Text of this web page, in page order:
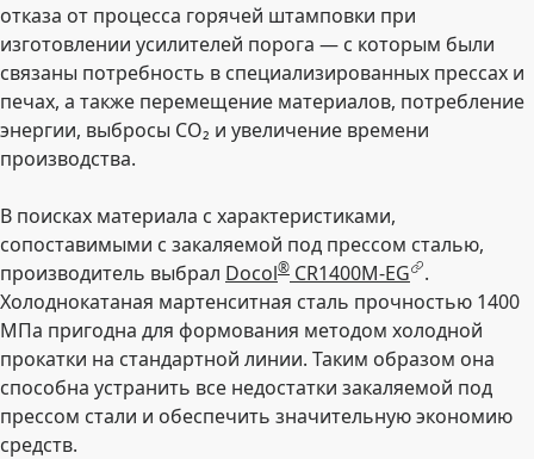
отказа от процесса горячей штамповки при
изготовлении усилителей порога — с которым были
связаны потребность в специализированных прессах и
печах, а также перемещение материалов, потребление
энергии, выбросы CO₂ и увеличение времени
производства.
В поисках материала с характеристиками,
сопоставимыми с закаляемой под прессом сталью,
производитель выбрал Docol® CR1400M-EG
.
Холоднокатаная мартенситная сталь прочностью 1400
МПа пригодна для формования методом холодной
прокатки на стандартной линии. Таким образом она
способна устранить все недостатки закаляемой под
прессом стали и обеспечить значительную экономию
средств.